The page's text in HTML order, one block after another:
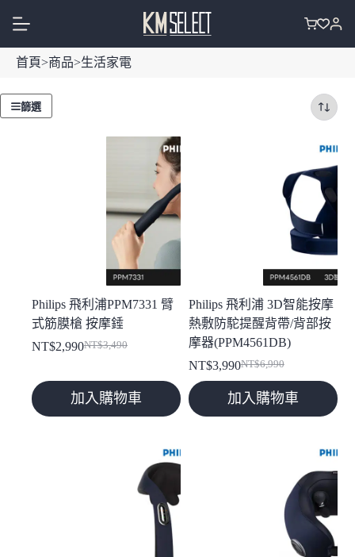
主
容
購
首頁>商品>生活家電
篩選
Philips 飛利浦PPM7331 臂
式筋膜槍 按摩錘
NT$3,490
原
價
格：
NT$2,990
目
價
格：
加入購物車
Philips 飛利浦 3D智能按摩
熱敷防駝提醒背帶/背部按
摩器(PPM4561DB)
NT$6,990
原
始
價
NT$3,990
目
前
價
加入購物車